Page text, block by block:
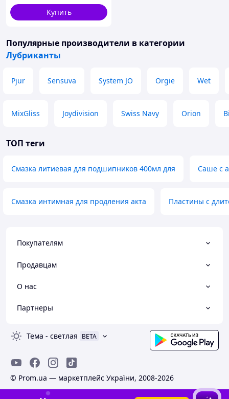
Купить
Популярные производители в категории
Лубриканты
Pjur Sensuva System JO Orgie Wet
MixGliss Joydivision Swiss Navy Orion
ТОП теги
Смазка литиевая для подшипников 400мл для Саше с
Смазка интимная для продления акта Пластины с
Покупателям
Продавцам
О нас
Партнеры
Тема - светлая BETA
© Prom.ua — маркетплейс України, 2008-2026